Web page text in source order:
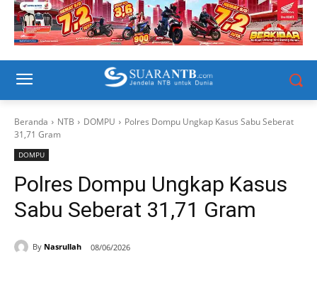
Beranda NTB DOMPU
Polres Dompu Ungkap Kasus Sabu Seberat
31,71 Gram
DOMPU
Polres Dompu Ungkap Kasus
Sabu Seberat 31,71 Gram
By Nasrullah 08/06/2026